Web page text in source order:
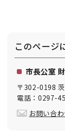
このページ
市長公室
〒302-0198
電話：0297-
お問い合